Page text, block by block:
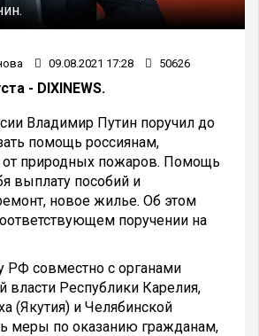
09.08.2021 17:28 50626
- DIXINEWS.
Владимир Путин поручил до
помощь россиянам,
природных пожаров. Помощь
выплату пособий и
новое жилье. Об этом
поручении на
РФ совместно с органами
власти Республики Карелия,
(Якутия) и Челябинской
меры по оказанию гражданам,